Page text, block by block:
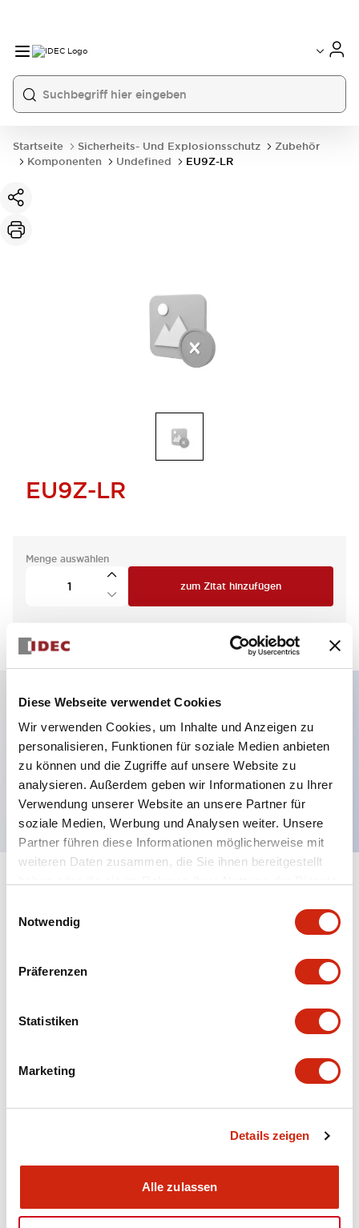
Diese Webseite verwendet Cookies
Wir verwenden Cookies, um Inhalte und Anzeigen zu
personalisieren, Funktionen für soziale Medien anbieten
zu können und die Zugriffe auf unsere Website zu
analysieren. Außerdem geben wir Informationen zu Ihrer
Verwendung unserer Website an unsere Partner für
soziale Medien, Werbung und Analysen weiter. Unsere
Partner führen diese Informationen möglicherweise mit
weiteren Daten zusammen, die Sie ihnen bereitgestellt
Notwendig
Präferenzen
Statistiken
Marketing
Details zeigen
Alle zulassen
Startseite Sicherheits- Und Explosionsschutz
Zubehör
Komponenten
Undefined EU9Z-LR
EU9Z-LR
Menge auswählen
zum Zitat hinzufügen
Hauptmerkmale
Ersatzgläser für EU2B, rote Farbe, AS-Harz-
Material
Spezifikationen +
Mechanical Specifications
Other Specifications
Dokumente und Dateien
EU2B Datasheet